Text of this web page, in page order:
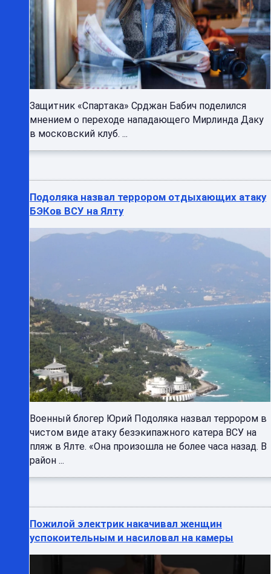
Защитник «Спартака» Срджан Бабич поделился
мнением о переходе нападающего Мирлинда Даку
в московский клуб. ...
Подоляка назвал террором отдыхающих атаку
БЭКов ВСУ на Ялту
Военный блогер Юрий Подоляка назвал террором в
чистом виде атаку безэкипажного катера ВСУ на
пляж в Ялте. «Она произошла не более часа назад. В
район ...
Пожилой электрик накачивал женщин
успокоительным и насиловал на камеры